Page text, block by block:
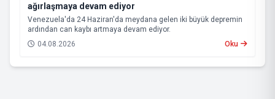
ağırlaşmaya devam ediyor
Venezuela'da 24 Haziran'da meydana gelen iki büyük depremin
ardından can kaybı artmaya devam ediyor.
04.08.2026
Oku